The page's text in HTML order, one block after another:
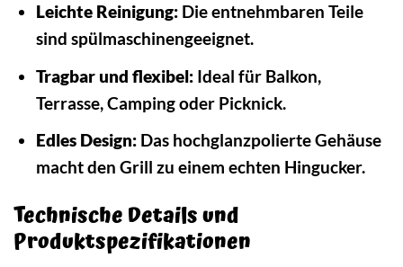
Leichte Reinigung:Die entnehmbaren Teile
sind spülmaschinengeeignet.
Tragbar und flexibel:Ideal für Balkon,
Terrasse, Camping oder Picknick.
Edles Design:Das hochglanzpolierte Gehäuse
macht den Grill zu einem echten Hingucker.
Technische Details und
Produktspezifikationen